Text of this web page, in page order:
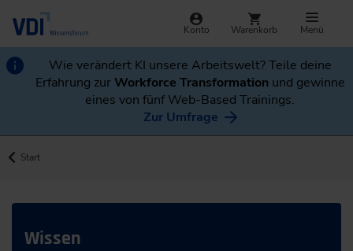
Konto Warenkorb Menü
Wie verändert KI unsere Arbeitswelt? Teile deine
Erfahrung zurWorkforce Transformation und gewinne
eines von fünf Web-Based Trainings.
Zur Umfrage
Start
Wissen